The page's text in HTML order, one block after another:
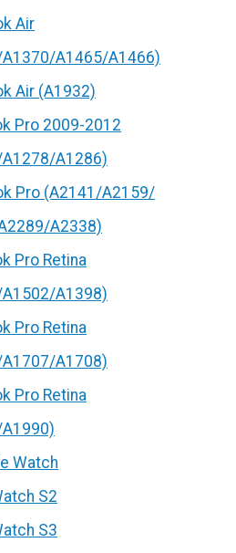
Air
A1465/A1466)
Air (A1932)
Pro 2009-2012
A1286)
Pro (А2141/А2159/
A2338)
Pro Retina
A1398)
Pro Retina
A1708)
Pro Retina
Watch
S2
S3